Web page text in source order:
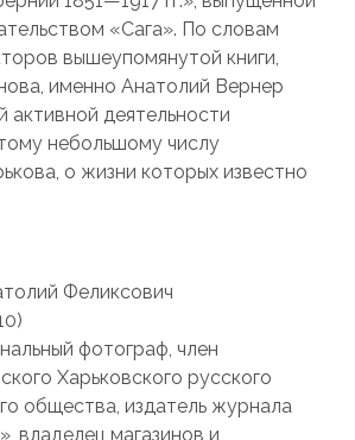
«Сага». По словам
вышеупомянутой книги,
именно Анатолий Вернер
активной деятельности
небольшому числу
о жизни которых известно
Феликсович
фотограф, член
Харьковского русского
общества, издатель журнала
владелец магазинов и